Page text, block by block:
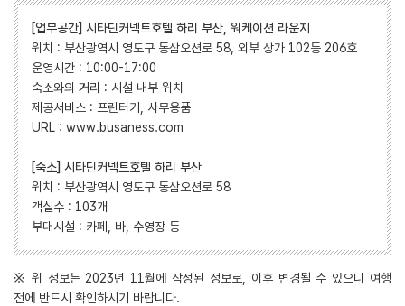
[업무공간] 시타딘커넥트호텔 하리 부산, 워케이션 라운지
위치 : 부산광역시 영도구 동삼오션로 58, 외부 상가 102동 206호
운영시간 : 10:00-17:00
숙소와의 거리 : 시설 내부 위치
제공서비스 : 프린터기, 사무용품
URL : www.busaness.com
[숙소] 시타딘커넥트호텔 하리 부산
위치 : 부산광역시 영도구 동삼오션로 58
객실수 : 103개
부대시설 : 카페, 바, 수영장 등
※ 위 정보는 2023년 11월에 작성된 정보로, 이후 변경될 수 있으니 여행
전에 반드시 확인하시기 바랍니다.